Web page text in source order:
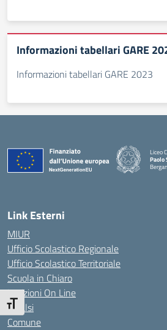
Attiva/disattiva dimensione testo
Informazioni tabellari GARE
Informazioni tabellari GARE 2023
Liceo
Paolo
—
Link Esterni
MIUR
Ufficio Scolastico Regionale
Ufficio Scolastico Territoriale
Scuola in Chiaro
Iscrizioni On Line
Invalsi
Comune